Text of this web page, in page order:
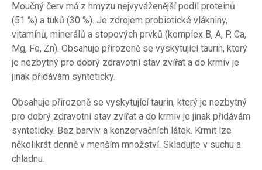
Moučný červ má z hmyzu nejvyváženější podíl proteinů
(51 %) a tuků (30 %). Je zdrojem probiotické vlákniny,
vitamínů, minerálů a stopových prvků (komplex B, A, P, Ca,
Mg, Fe, Zn). Obsahuje přirozeně se vyskytující taurin, který
je nezbytný pro dobrý zdravotní stav zvířat a do krmiv je
jinak přidávám synteticky.
Obsahuje přirozeně se vyskytující taurin, který je nezbytný
pro dobrý zdravotní stav zvířat a do krmiv je jinak přidávám
synteticky. Bez barviv a konzervačních látek. Krmit lze
několikrát denně v menším množství. Skladujte v suchu a
chladnu.